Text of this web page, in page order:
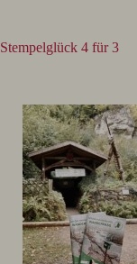
Stempelglück 4 für 3